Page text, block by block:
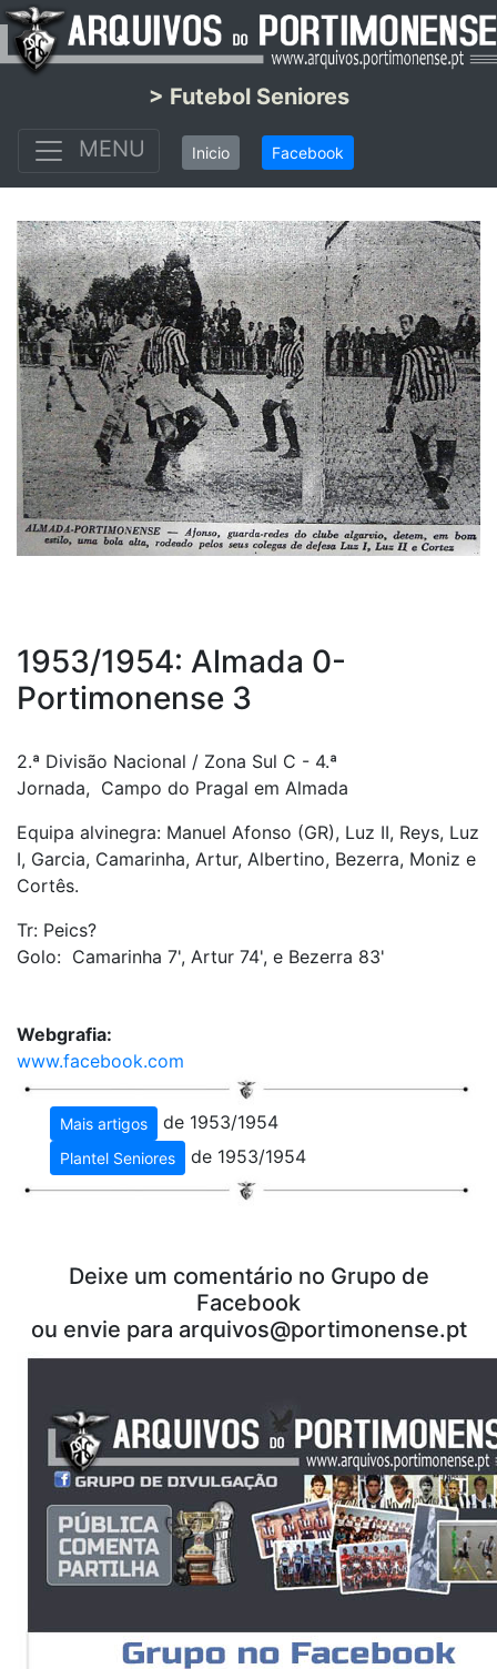
> Futebol Seniores
MENU
Inicio Facebook
1953/1954: Almada 0-
Portimonense 3
2.ª Divisão Nacional / Zona Sul C - 4.ª
Jornada, Campo do Pragal em Almada
Equipa alvinegra: Manuel Afonso (GR), Luz II, Reys, Luz
I, Garcia, Camarinha, Artur, Albertino, Bezerra, Moniz e
Cortês.
Tr: Peics?
Golo: Camarinha 7', Artur 74', e Bezerra 83'
Webgrafia:
www.facebook.com
Mais artigos de 1953/1954
Plantel Seniores de 1953/1954
Deixe um comentário no Grupo de
Facebook
ou envie para arquivos@portimonense.pt